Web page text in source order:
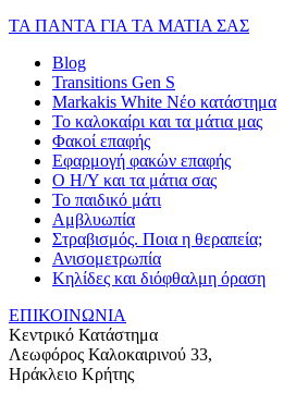
ΤΑ ΠΑΝΤΑ ΓΙΑ ΤΑ ΜΑΤΙΑ ΣΑΣ
Blog
Transitions Gen S
Markakis White Νέο κατάστημα
Το καλοκαίρι και τα μάτια μας
Φακοί επαφής
Εφαρμογή φακών επαφής
Ο Η/Υ και τα μάτια σας
Το παιδικό μάτι
Αμβλυωπία
Στραβισμός. Ποια η θεραπεία;
Ανισομετρωπία
Κηλίδες και διόφθαλμη όραση
ΕΠΙΚΟΙΝΩΝΙΑ
Κεντρικό Κατάστημα
Λεωφόρος Καλοκαιρινού 33,
Ηράκλειο Κρήτης